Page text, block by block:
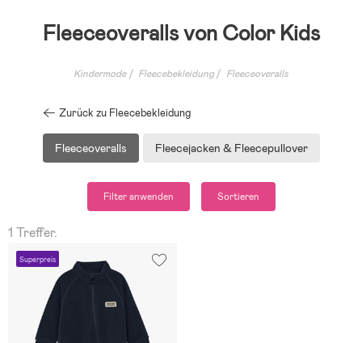
Fleeceoveralls von Color Kids
Kindermode Fleecebekleidung Fleeceoveralls
Zurück zu Fleecebekleidung
Fleeceoveralls Fleecejacken & Fleecepullover
Filter anwenden Sortieren
1 Treffer.
Superpreis